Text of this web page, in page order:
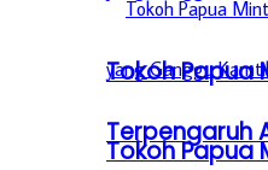
Tokoh Papua
Terpengaruh
Tokoh Papua